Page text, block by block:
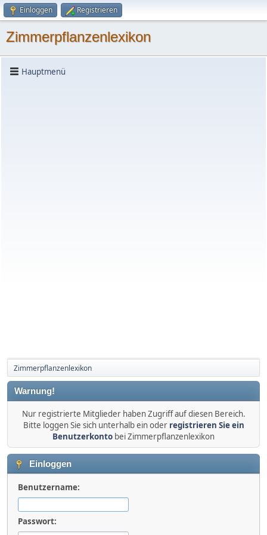
Einloggen Registrieren
Zimmerpflanzenlexikon
Hauptmenü
Zimmerpflanzenlexikon
Warnung!
Nur registrierte Mitglieder haben Zugriff auf diesen Bereich.
Bitte loggen Sie sich unterhalb ein oder registrieren Sie ein
Benutzerkonto bei Zimmerpflanzenlexikon
Einloggen
Benutzername:
Passwort: